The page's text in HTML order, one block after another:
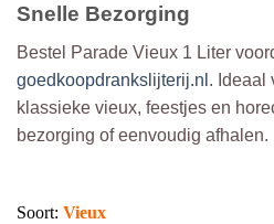
Snelle Bezorging
Bestel Parade Vieux 1 Liter
goedkoopdrankslijterij.nl . Ideaal
klassieke vieux, feestjes en
bezorging of eenvoudig afhalen.
Soort: Vieux